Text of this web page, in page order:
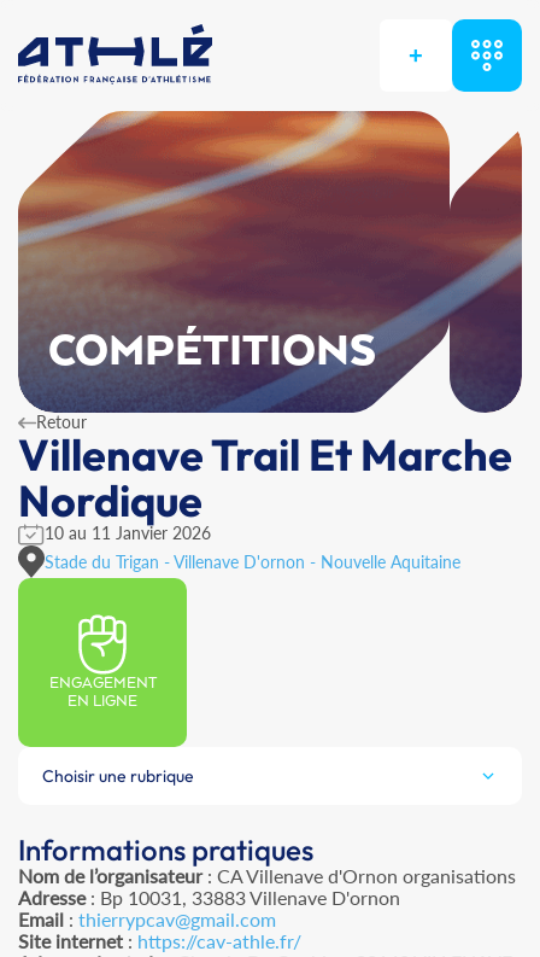
+
COMPÉTITIONS
Retour
Villenave Trail Et Marche
Nordique
10 au 11 Janvier 2026
Stade du Trigan - Villenave D'ornon - Nouvelle Aquitaine
ENGAGEMENT
EN LIGNE
Choisir une rubrique
Informations pratiques
Nom de l’organisateur: CA Villenave d'Ornon organisations
Adresse: Bp 10031, 33883 Villenave D'ornon
Email : thierrypcav@gmail.com
Site internet : https://cav-athle.fr/